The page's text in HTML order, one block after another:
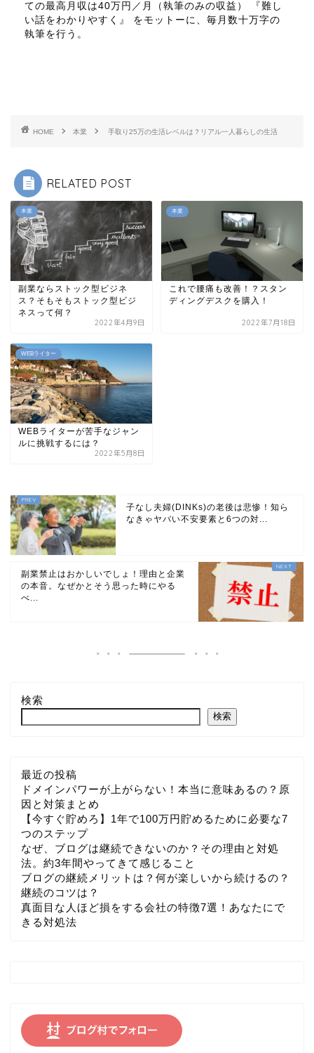
ての最高月収は40万円／月（執筆のみの収益） 『難し
い話をわかりやすく』 をモットーに、毎月数十万字の
執筆を行う。
HOME 本業 手取り25万の生活レベルは？リアル一人暮らしの生活
RELATED POST
本業
副業ならストック型ビジネ
ス？そもそもストック型ビジ
ネスって何？
2022年4月9日
本業
これで腰痛も改善！？スタン
ディングデスクを購入！
2022年7月18日
WEBライター
WEBライターが苦手なジャン
ルに挑戦するには？
2022年5月8日
子なし夫婦(DINKs)の老後は悲惨！知ら
なきゃヤバい不安要素と6つの対...
副業禁止はおかしいでしょ！理由と企業
の本音。なぜかとそう思った時にやる
べ...
検索
検索
最近の投稿
ドメインパワーが上がらない！本当に意味あるの？原
因と対策まとめ
【今すぐ貯めろ】1年で100万円貯めるために必要な7
つのステップ
なぜ、ブログは継続できないのか？その理由と対処
法。約3年間やってきて感じること
ブログの継続メリットは？何が楽しいから続けるの？
継続のコツは？
真面目な人ほど損をする会社の特徴7選！あなたにで
きる対処法